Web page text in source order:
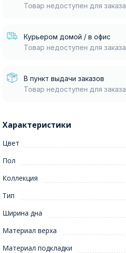
Товар недоступен для заказа
Курьером домой / в офис
Товар недоступен для заказа
В пункт выдачи заказов
Товар недоступен для заказа
Характеристики
Цвет
Пол
Коллекция
Тип
Ширина дна
Материал верха
Материал подкладки